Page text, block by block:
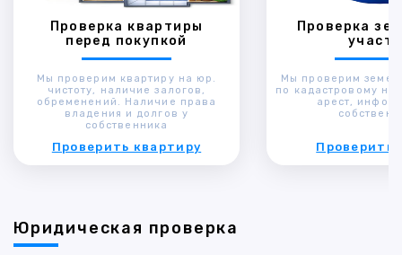
Проверка квартиры
перед покупкой
Мы проверим квартиру на юр.
чистоту, наличие залогов,
обременений. Наличие права
владения и долгов у
собственника
Проверить квартиру
Проверка
Мы проверим
по кадастровому
арест,
Проверить
Юридическая проверка